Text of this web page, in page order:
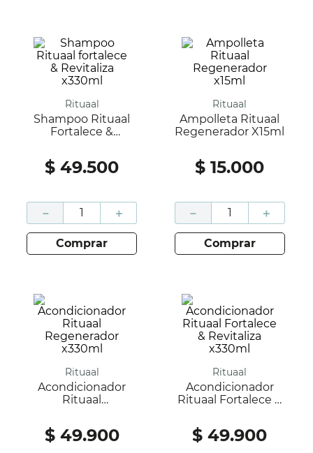
Rituaal
Shampoo Rituaal
Fortalece &
$ 49.500
＋
－
comprar
Rituaal
Ampolleta Rituaal
Regenerador X15ml
$ 15.000
＋
－
comprar
Rituaal
Acondicionador
Rituaal
$ 49.900
Rituaal
Acondicionador
Rituaal Fortalece &
$ 49.900